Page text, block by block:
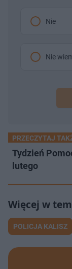
Nie
Nie
PRZECZYTAJ
Tydzień
lutego
POLICJA KALISZ